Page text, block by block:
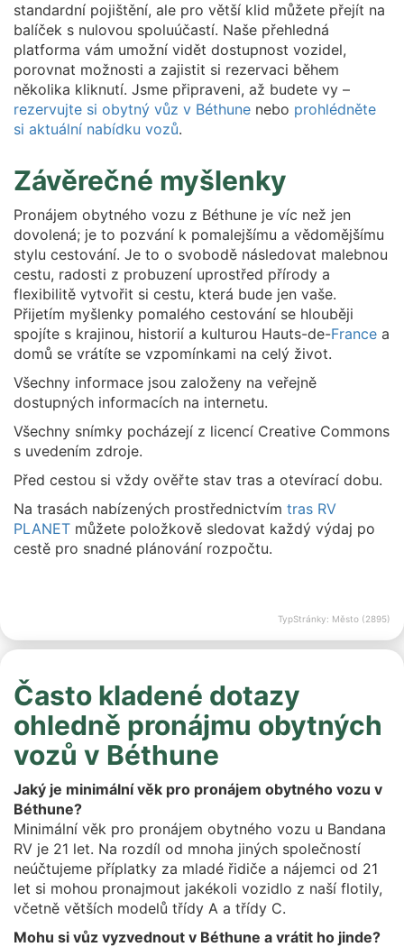
standardní pojištění, ale pro větší klid můžete přejít na
balíček s nulovou spoluúčastí. Naše přehledná
platforma vám umožní vidět dostupnost vozidel,
porovnat možnosti a zajistit si rezervaci během
několika kliknutí. Jsme připraveni, až budete vy –
rezervujte si obytný vůz v Béthune nebo prohlédněte
si aktuální nabídku vozů.
Závěrečné myšlenky
Pronájem obytného vozu z Béthune je víc než jen
dovolená; je to pozvání k pomalejšímu a vědomějšímu
stylu cestování. Je to o svobodě následovat malebnou
cestu, radosti z probuzení uprostřed přírody a
flexibilitě vytvořit si cestu, která bude jen vaše.
Přijetím myšlenky pomalého cestování se hlouběji
spojíte s krajinou, historií a kulturou Hauts-de-France a
domů se vrátíte se vzpomínkami na celý život.
Všechny informace jsou založeny na veřejně
dostupných informacích na internetu.
Všechny snímky pocházejí z licencí Creative Commons
s uvedením zdroje.
Před cestou si vždy ověřte stav tras a otevírací dobu.
Na trasách nabízených prostřednictvím tras RV
PLANET můžete položkově sledovat každý výdaj po
cestě pro snadné plánování rozpočtu.
TypStránky: Město (2895)
Často kladené dotazy
ohledně pronájmu obytných
vozů v Béthune
Jaký je minimální věk pro pronájem obytného vozu v
Béthune?
Minimální věk pro pronájem obytného vozu u Bandana
RV je 21 let. Na rozdíl od mnoha jiných společností
neúčtujeme příplatky za mladé řidiče a nájemci od 21
let si mohou pronajmout jakékoli vozidlo z naší flotily,
včetně větších modelů třídy A a třídy C.
Mohu si vůz vyzvednout v Béthune a vrátit ho jinde?